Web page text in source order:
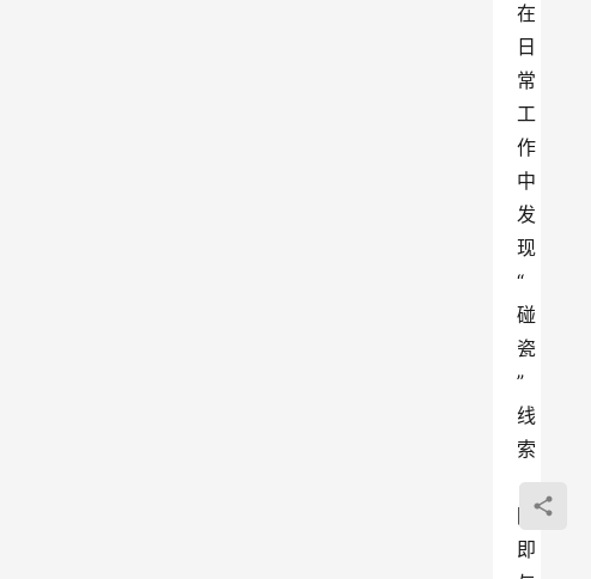
在
日
常
工
作
中
发
现
“
碰
瓷
”
线
索
，
随
即